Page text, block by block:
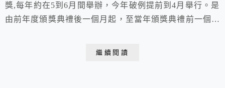
獎,每年約在5到6月間舉辦，今年破例提前到4月舉行。是
由前年度頒獎典禮後一個月起，至當年頒獎典禮前一個月
繼續閱讀